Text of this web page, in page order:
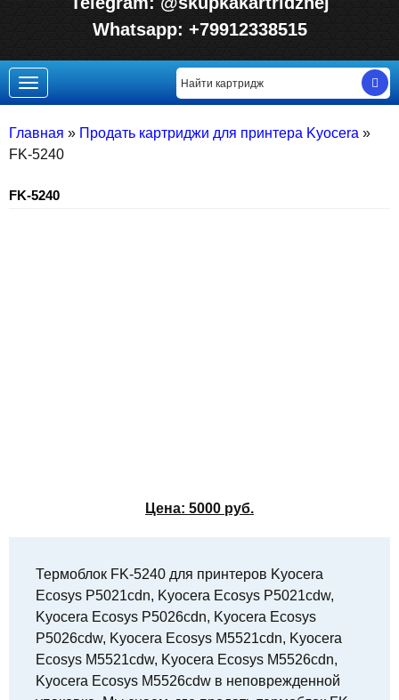
Whatsapp: +79912338515
Toggle
navigation
Главная » Продать картриджи для принтера Kyocera »
FK-5240
FK-5240
Цена: 5000 руб.
Термоблок FK-5240 для принтеров Kyocera
Ecosys P5021cdn, Kyocera Ecosys P5021cdw,
Kyocera Ecosys P5026cdn, Kyocera Ecosys
P5026cdw, Kyocera Ecosys M5521cdn, Kyocera
Ecosys M5521cdw, Kyocera Ecosys M5526cdn,
Kyocera Ecosys M5526cdw в неповрежденной